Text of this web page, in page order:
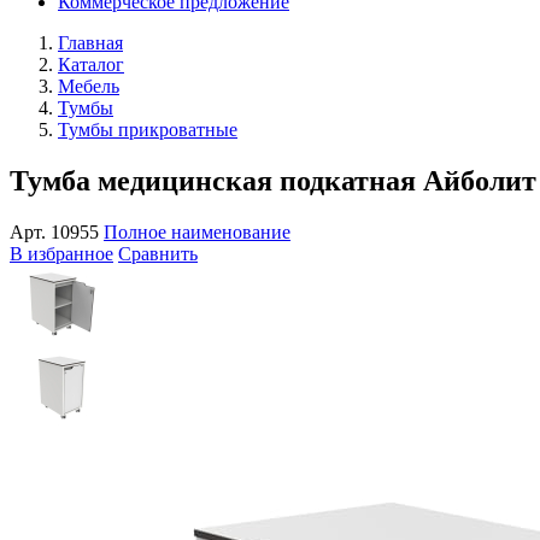
Главная
Каталог
Мебель
Тумбы
Тумбы прикроватные
Тумба медицинская подкатная
Арт. 10955 Полное наименование
В избранное Сравнить